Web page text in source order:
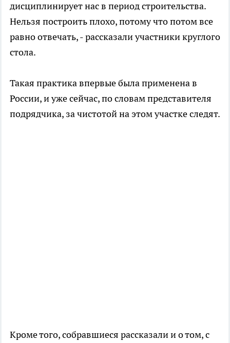
дисциплинирует нас в период строительства.
Нельзя построить плохо, потому что потом все
равно отвечать, - рассказали участники круглого
стола.
Такая практика впервые была применена в
России, и уже сейчас, по словам представителя
подрядчика, за чистотой на этом участке следят.
Кроме того, собравшиеся рассказали и о том, с